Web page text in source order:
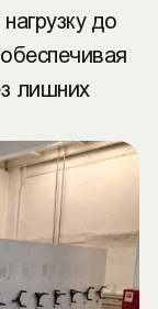
до
лишних